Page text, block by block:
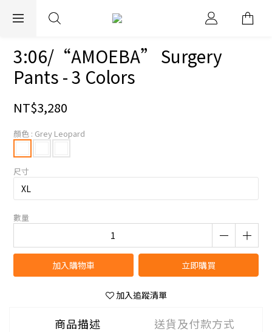
EXPRESS WORLDWIDE SHIPPING
3:06/“AMOEBA” Surgery
Pants - 3 Colors
NT$3,280
顏色 : Grey Leopard
尺寸
數量
加入購物車 立即購買
加入追蹤清單
商品描述 送貨及付款方式